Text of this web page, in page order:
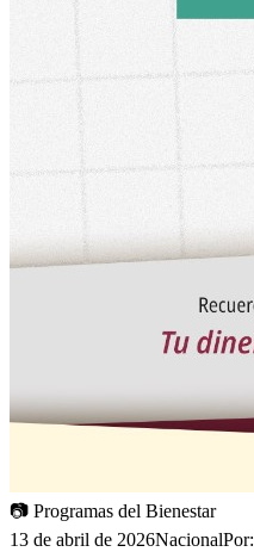
📷 Programas del Bienestar
13 de abril de 2026NacionalPor: